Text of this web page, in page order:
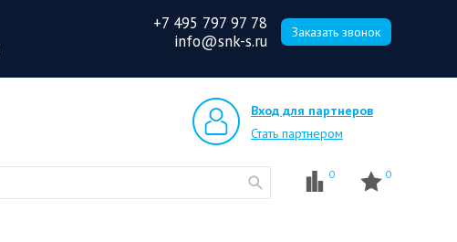
+7 495 797 97 78
info@snk-s.ru
Заказать звонок
Вход для партнеров
Стать партнером
0 0